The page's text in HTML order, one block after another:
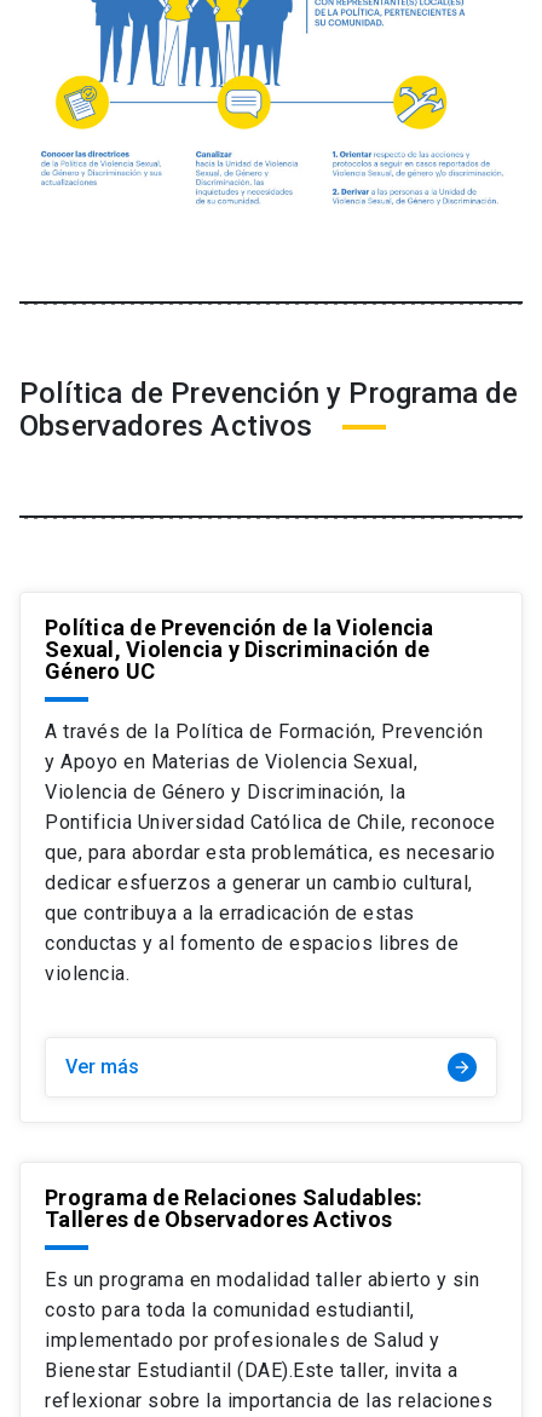
Política de Prevención y Programa de
Observadores Activos
Política de Prevención de la Violencia
Sexual, Violencia y Discriminación de
Género UC
A través de la Política de Formación, Prevención
y Apoyo en Materias de Violencia Sexual,
Violencia de Género y Discriminación, la
Pontificia Universidad Católica de Chile, reconoce
que, para abordar esta problemática, es necesario
dedicar esfuerzos a generar un cambio cultural,
que contribuya a la erradicación de estas
conductas y al fomento de espacios libres de
violencia.
Ver más arrow_forward
Programa de Relaciones Saludables:
Talleres de Observadores Activos
Es un programa en modalidad taller abierto y sin
costo para toda la comunidad estudiantil,
implementado por profesionales de Salud y
Bienestar Estudiantil (DAE).Este taller, invita a
reflexionar sobre la importancia de las relaciones